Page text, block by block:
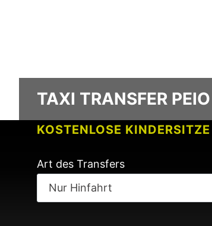
KOSTENLOSE KINDERSITZE
KEINE GEBÜHREN BEI
TAXI TRANSFER
Art des Transfers